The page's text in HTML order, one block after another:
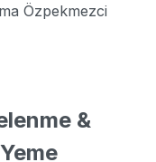
Özpekmezci
&